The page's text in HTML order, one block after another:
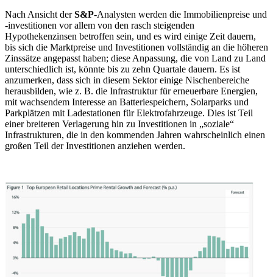
Nach Ansicht derS&P-Analysten werden die Immobilienpreise und
-investitionen vor allem von den rasch steigenden
Hypothekenzinsen betroffen sein, und es wird einige Zeit dauern,
bis sich die Marktpreise und Investitionen vollständig an die höheren
Zinssätze angepasst haben; diese Anpassung, die von Land zu Land
unterschiedlich ist, könnte bis zu zehn Quartale dauern. Es ist
anzumerken, dass sich in diesem Sektor einige Nischenbereiche
herausbilden, wie z. B. die Infrastruktur für erneuerbare Energien,
mit wachsendem Interesse an Batteriespeichern, Solarparks und
Parkplätzen mit Ladestationen für Elektrofahrzeuge. Dies ist Teil
einer breiteren Verlagerung hin zu Investitionen in „soziale“
Infrastrukturen, die in den kommenden Jahren wahrscheinlich einen
großen Teil der Investitionen anziehen werden.